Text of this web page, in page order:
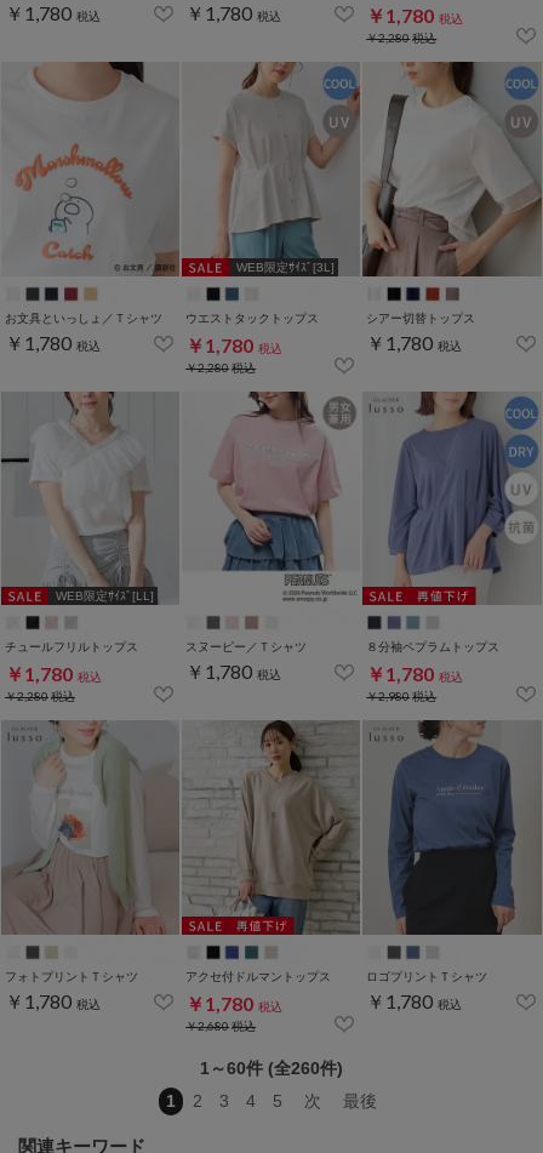
￥1,780 税込 ￥1,780 税込 ￥1,780 税込
￥2,280税込
お文具といっしょ／Ｔシャツ
￥1,780 税込
WEB限定ｻｲｽﾞ[3L]
ウエストタックトップス
￥1,780 税込
￥2,280税込
シアー切替トップス
￥1,780 税込
WEB限定ｻｲｽﾞ[LL]
チュールフリルトップス
￥1,780 税込
￥2,280税込
スヌーピー／Ｔシャツ
￥1,780 税込
８分袖ペプラムトップス
￥1,780 税込
￥2,980税込
フォトプリントＴシャツ
￥1,780 税込
アクセ付ドルマントップス
￥1,780 税込
￥2,680税込
ロゴプリントＴシャツ
￥1,780 税込
1～60件 (全260件)
1
2 3 4 5 次 最後
関連キーワード